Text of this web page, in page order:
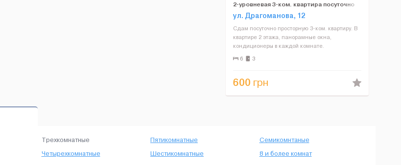
2-уровневая 3-ком. квартира посуточно
ул. Драгоманова, 12
Сдам посуточно просторную 3-ком. квартиру. В
квартире 2 этажа, панорамные окна,
кондиционеры в каждой комнате.
Современная мебель и техника обеспечат
комфортный отдых. Квартира оборудована 2
6 3
600 грн
Трехкомнатные
Четырехкомнатные
Пятикомнатные
Шестикомнатные
Семикомнтаные
8 и более комнат